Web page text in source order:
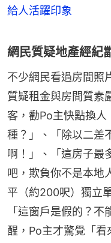
給人活躍印象
網民質疑地產經紀
不少網民看過房間照
質疑租金與房間質素
客，勸Po主快點換人
種？」、「除以二差
啊！」、「這房子最
吧，欺負你不是本地
平（約200呎）獨立
「這窗戶是假的？
醒，Po主才驚覺「